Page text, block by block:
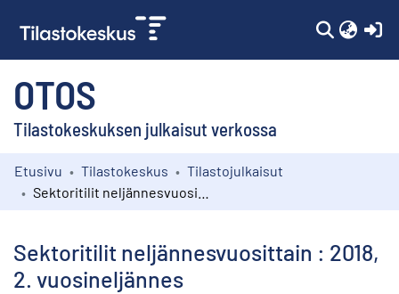
OTOS
Tilastokeskuksen julkaisut verkossa
Kokoelmat
Etusivu Tilastokeskus
Tilastojulkaisut
Sektoritilit neljännesvuosittain : 2018,
2. vuosineljännes